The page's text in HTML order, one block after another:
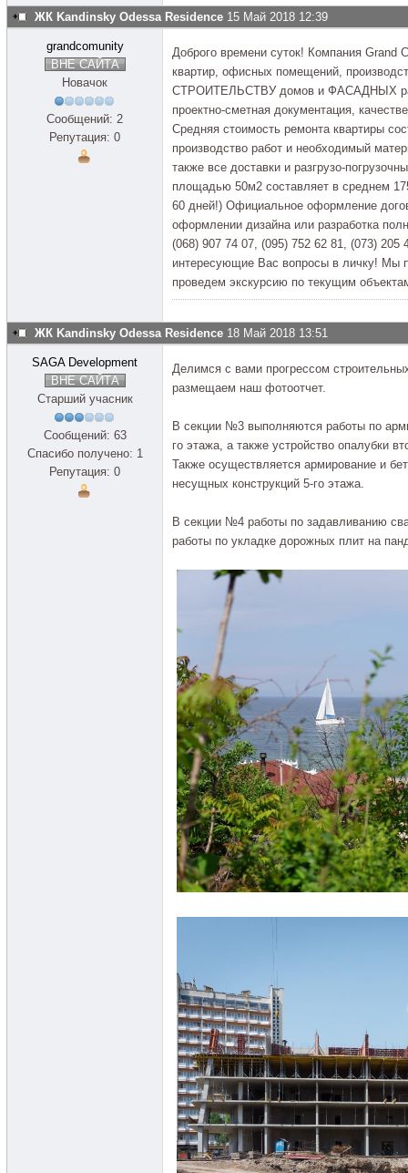
ЖК Kandinsky Odessa Residence 15 Май 2018 12:39
grandcomunity
ВНЕ САЙТА
Новачок
Сообщений: 2
Репутация: 0
Доброго времени суток! Компания
квартир, офисных помещений,
СТРОИТЕЛЬСТВУ домов и ФАСАДНЫХ
проектно-сметная документация,
Средняя стоимость ремонта квартиры
производство работ и необходимый
также все доставки и разгрузо-
площадью 50м2 составляет в среднем
60 дней!) Официальное оформление
оформлении дизайна или разработка
(068) 907 74 07, (095) 752 62 81, (073) 205
интересующие Вас вопросы в личку! Мы
проведем экскурсию по текущим
ЖК Kandinsky Odessa Residence 18 Май 2018 13:51
SAGA Development
ВНЕ САЙТА
Старший учасник
Сообщений: 63
Спасибо получено: 1
Репутация: 0
Делимся с вами прогрессом
размещаем наш фотоотчет.
В секции №3 выполняются работы по
го этажа, а также устройство опалубки
Также осуществляется армирование и
несущных конструкций 5-го этажа.
В секции №4 работы по задавливанию
работы по укладке дорожных плит на